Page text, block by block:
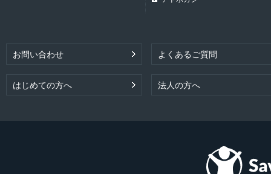
お問い合わせ よくあるご質問
はじめての方へ 法人の方へ